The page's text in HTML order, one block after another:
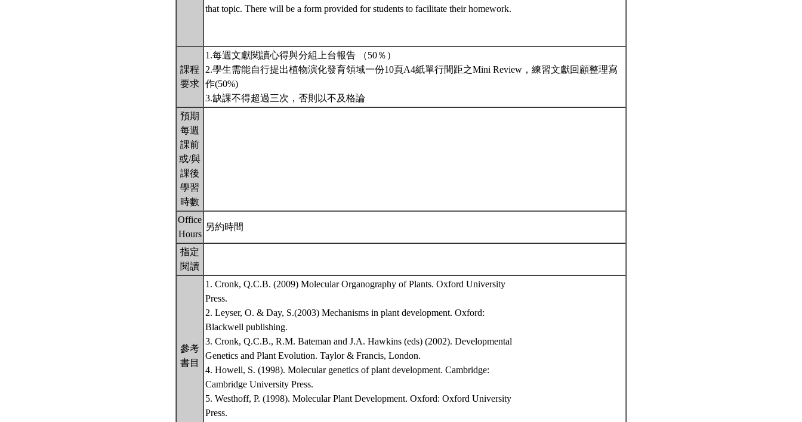
that topic. There will be a form provided for students to facilitate their homework.
課程
要求
1.每週文獻閱讀心得與分組上台報告 （50％）
2.學生需能自行提出植物演化發育領域一份10頁A4紙單行間距之Mini Review，練習文獻回顧整理寫
作(50%)
3.缺課不得超過三次，否則以不及格論
預期
每週
課前
或/與
課後
學習
時數
Office
Hours
另約時間
指定
閱讀
參考
書目
1. Cronk, Q.C.B. (2009) Molecular Organography of Plants. Oxford University
Press.
2. Leyser, O. & Day, S.(2003) Mechanisms in plant development. Oxford:
Blackwell publishing.
3. Cronk, Q.C.B., R.M. Bateman and J.A. Hawkins (eds) (2002). Developmental
Genetics and Plant Evolution. Taylor & Francis, London.
4. Howell, S. (1998). Molecular genetics of plant development. Cambridge:
Cambridge University Press.
5. Westhoff, P. (1998). Molecular Plant Development. Oxford: Oxford University
Press.